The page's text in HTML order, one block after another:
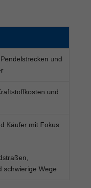
und
und
Käufer mit Fokus
schwierige Wege